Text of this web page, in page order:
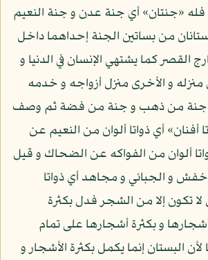
فله «جنتان» أي جنة عدن و جنة النعيم
من بساتين الجنة إحداهما داخل
القصر كما يشتهي الإنسان في الدنيا و
و الأخرى منزل أزواجه و خدمه
جنة من ذهب و جنة من فضة ثم وصف
أفنان» أي ذواتا ألوان من النعيم عن
ألوان من الفواكه عن الضحاك و قيل
و الجبائي و مجاهد أي ذواتا
تكون إلا من الشجر فدل بكثرة
و بكثرة أشجارها على تمام
لأن البستان إنما يكمل بكثرة الأشجار و